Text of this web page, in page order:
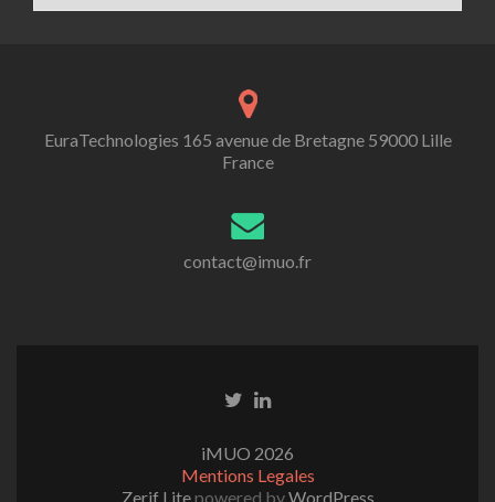
EuraTechnologies 165 avenue de Bretagne 59000 Lille
France
contact@imuo.fr
iMUO 2026
Mentions Legales
Zerif Litepowered byWordPress